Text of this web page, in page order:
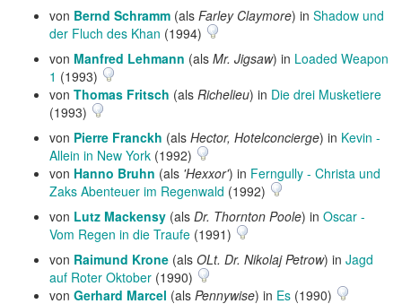
von Bernd Schramm (als Farley Claymore) in Shadow und
der Fluch des Khan (1994)
von Manfred Lehmann (als Mr. Jigsaw) in Loaded Weapon
1 (1993)
von Thomas Fritsch (als Richelieu) in Die drei Musketiere
(1993)
von Pierre Franckh (als Hector, Hotelconcierge) in Kevin -
Allein in New York (1992)
von Hanno Bruhn (als 'Hexxor') in Ferngully - Christa und
Zaks Abenteuer im Regenwald (1992)
von Lutz Mackensy (als Dr. Thornton Poole) in Oscar -
Vom Regen in die Traufe (1991)
von Raimund Krone (als OLt. Dr. Nikolaj Petrow) in Jagd
auf Roter Oktober (1990)
von Gerhard Marcel (als Pennywise) in Es (1990)